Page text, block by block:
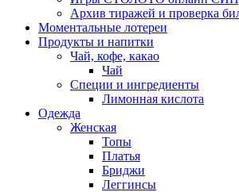
Архив тиражей и проверка
Моментальные лотереи
Продукты и напитки
Чай, кофе, какао
Чай
Специи и ингредиенты
Лимонная кислота
Одежда
Женская
Топы
Платья
Бриджи
Леггинсы